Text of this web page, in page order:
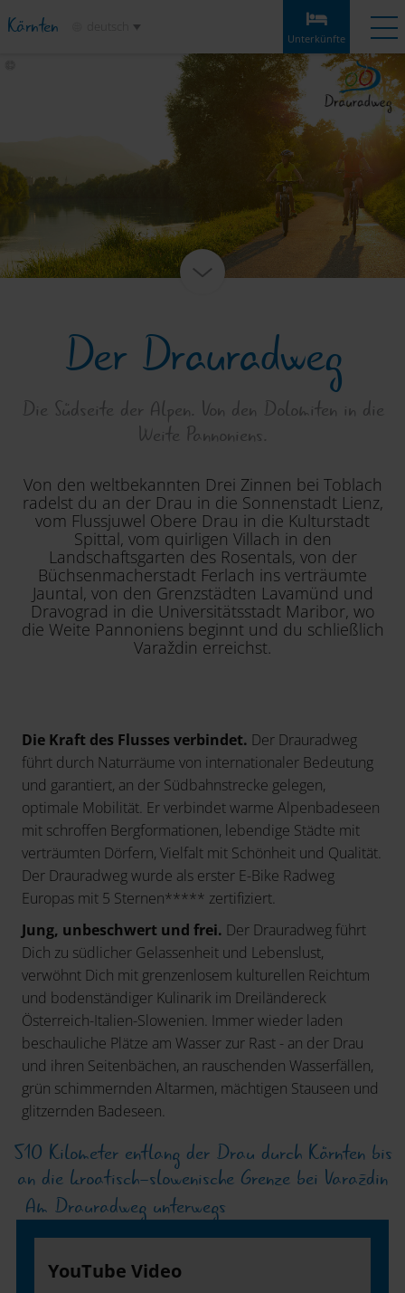
Kärnten Unterkünfte
Angebote Wetter Merkliste
Infos & Tipps
Highlights
Service
Der Drauradweg
Die Südseite der Alpen. Von den Dolomiten in die
Weite Pannoniens.
Von den weltbekannten Drei Zinnen bei Toblach
radelst du an der Drau in die Sonnenstadt Lienz,
vom Flussjuwel Obere Drau in die Kulturstadt
Spittal, vom quirligen Villach in den
Landschaftsgarten des Rosentals, von der
Büchsenmacherstadt Ferlach ins verträumte
Jauntal, von den Grenzstädten Lavamünd und
Dravograd in die Universitätsstadt Maribor, wo
die Weite Pannoniens beginnt und du schließlich
Varaždin erreichst.
Die Kraft des Flusses verbindet. Der Drauradweg
führt durch Naturräume von internationaler Bedeutung
und garantiert, an der Südbahnstrecke gelegen,
optimale Mobilität. Er verbindet warme Alpenbadeseen
mit schroffen Bergformationen, lebendige Städte mit
verträumten Dörfern, Vielfalt mit Schönheit und Qualität.
Der Drauradweg wurde als erster E-Bike Radweg
Europas mit 5 Sternen***** zertifiziert.
Jung, unbeschwert und frei. Der Drauradweg führt
Dich zu südlicher Gelassenheit und Lebenslust,
verwöhnt Dich mit grenzenlosem kulturellen Reichtum
und bodenständiger Kulinarik im Dreiländereck
Österreich-Italien-Slowenien. Immer wieder laden
beschauliche Plätze am Wasser zur Rast - an der Drau
und ihren Seitenbächen, an rauschenden Wasserfällen,
grün schimmernden Altarmen, mächtigen Stauseen und
glitzernden Badeseen.
510 Kilometer entlang der Drau durch Kärnten bis
an die kroatisch-slowenische Grenze bei Varaždin
Am Drauradweg unterwegs
YouTube Video